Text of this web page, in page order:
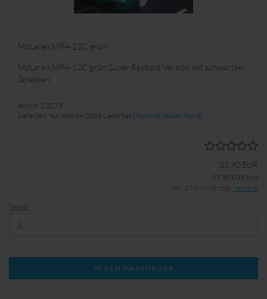
McLaren MP4-12C grün
McLaren MP4-12C grün Super Resitant Version mit schwarzen
Scheiben
Art.Nr.: C3273
Lieferzeit: nur noch ein Stück Lieferbar (Ausland abweichend)
33,90 EUR
33,90 EUR pro
inkl. 19% MwSt. zzgl. Versand
Stück:
IN DEN WARENKORB